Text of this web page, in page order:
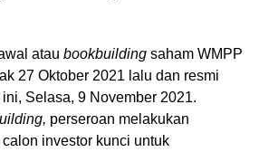
atau bookbuilding saham WMPP
27 Oktober 2021 lalu dan resmi
Selasa, 9 November 2021.
perseroan melakukan
investor kunci untuk